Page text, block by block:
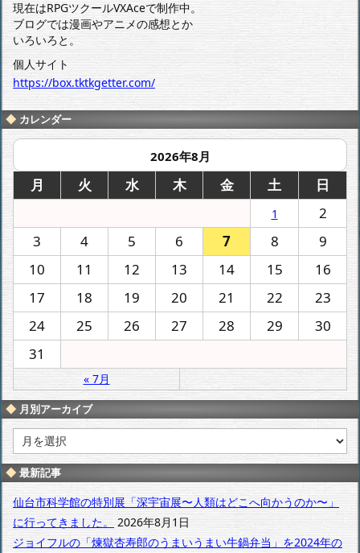
現在はRPGツクールVXAceで制作中。
ブログでは漫画やアニメの感想とか
いろいろと。
個人サイト
https://box.tktkgetter.com/
カレンダー
2026年8月
月 火 水 木 金 土 日
1
2
3
4 5 6 7 8
9
10
11 12 13 14 15
16
17
18 19 20 21 22
23
24
25 26 27 28 29
30
31
« 7月
月別アーカイブ
別
ア
ー
カ
イ
ブ
最新記事
仙台市科学館の特別展「深宇宙展〜人類はどこへ向かうのか〜」
に行ってきました。
2026年8月1日
ジョイフルの「煉獄杏寿郎のうまいうまい牛鍋弁当」を2024年の